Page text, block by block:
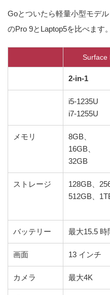
Goとついたら軽量小型モデ
のPro 9とLaptop5を比べます。
Surface
2-in-1
i5-1235U
i7-1255U
メモリ
8GB、
16GB、
32GB
ストレージ
128GB、
512GB、
バッテリー 最大15.5 時
画面 13 インチ
カメラ 最大4K